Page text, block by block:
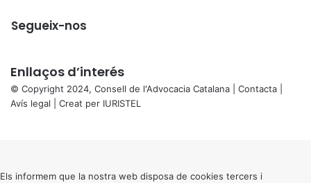
Segueix-nos
Enllaços d’interés
© Copyright 2024, Consell de l'Advocacia Catalana | Contacta
Avís legal | Creat per IURISTEL
button
Els informem que la nostra web disposa de cookies tercers i